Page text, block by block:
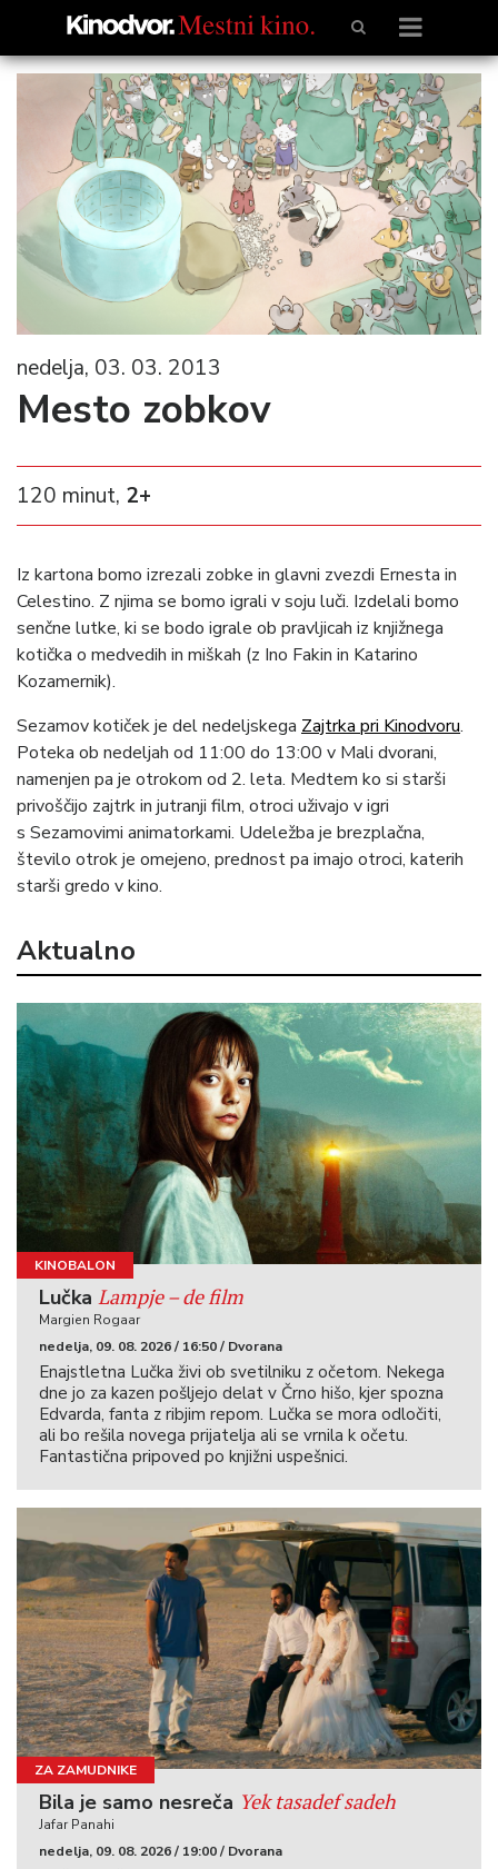
nedelja, 03. 03. 2013
Mesto zobkov
120 minut, 2+
Iz kartona bomo izrezali zobke in glavni zvezdi Ernesta in
Celestino. Z njima se bomo igrali v soju luči. Izdelali bomo
senčne lutke, ki se bodo igrale ob pravljicah iz knjižnega
kotička o medvedih in miškah (z Ino Fakin in Katarino
Kozamernik).
Sezamov kotiček je del nedeljskega Zajtrka pri Kinodvoru.
Poteka ob nedeljah od 11:00 do 13:00 v Mali dvorani,
namenjen pa je otrokom od 2. leta. Medtem ko si starši
privoščijo zajtrk in jutranji film, otroci uživajo v igri
s Sezamovimi animatorkami. Udeležba je brezplačna,
število otrok je omejeno, prednost pa imajo otroci, katerih
starši gredo v kino.
Aktualno
KINOBALON
Lučka Lampje – de film
Margien Rogaar
nedelja, 09. 08. 2026 / 16:50 / Dvorana
Enajstletna Lučka živi ob svetilniku z očetom. Nekega
dne jo za kazen pošljejo delat v Črno hišo, kjer spozna
Edvarda, fanta z ribjim repom. Lučka se mora odločiti,
ali bo rešila novega prijatelja ali se vrnila k očetu.
Fantastična pripoved po knjižni uspešnici.
ZA ZAMUDNIKE
Bila je samo nesreča Yek tasadef sadeh
Jafar Panahi
nedelja, 09. 08. 2026 / 19:00 / Dvorana